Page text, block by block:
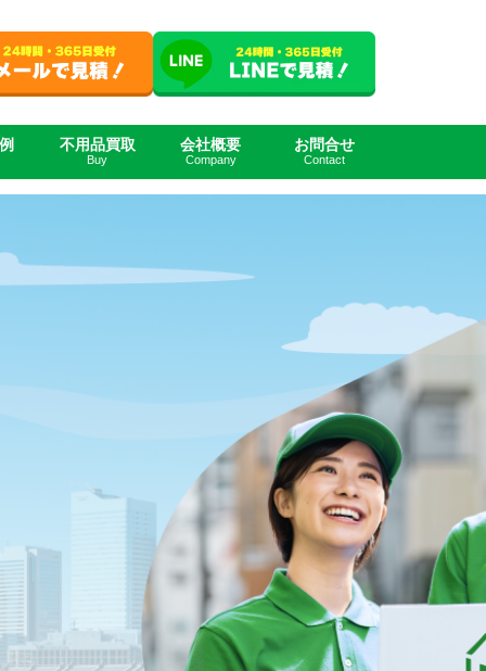
不用品買取
Buy
会社概要
Company
お問合せ
Contact